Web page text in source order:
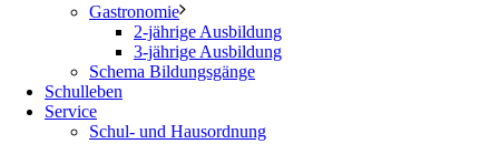
Gastronomie
2-jährige Ausbildung
3-jährige Ausbildung
Schema Bildungsgänge
Schulleben
Service
Schul- und Hausordnung